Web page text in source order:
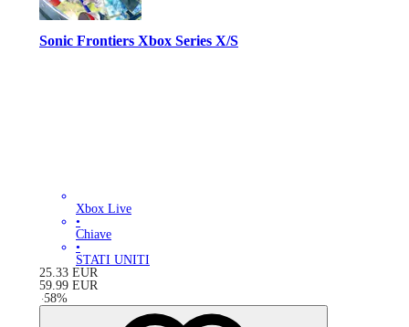
Sonic Frontiers Xbox Series X/S
Xbox Live
•
Chiave
•
STATI UNITI
25.33 EUR
59.99 EUR
-58%